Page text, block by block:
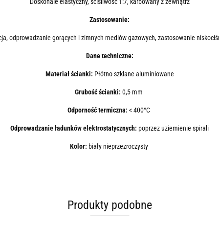
Zastosowanie:
odprowadzanie gorących i zimnych mediów gazowych, zastosowanie
Dane techniczne:
Materiał ścianki: Płótno szklane aluminiowane
Grubość ścianki: 0,5 mm
Odporność termiczna: < 400°C
Odprowadzanie ładunków elektrostatycznych: poprzez uziemienie spirali
Kolor: biały nieprzezroczysty
Produkty podobne